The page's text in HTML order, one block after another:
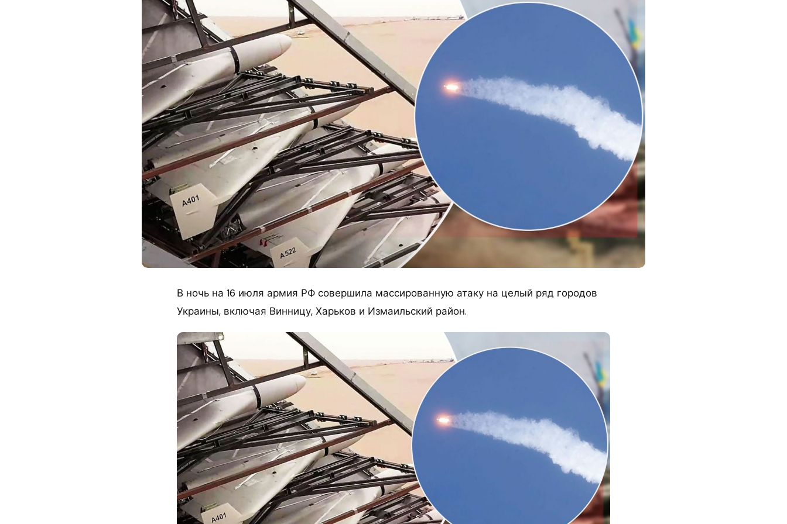
В ночь на 16 июля армия РФ совершила массированную атаку на целый ряд городов
Украины, включая Винницу, Харьков и Измаильский район.